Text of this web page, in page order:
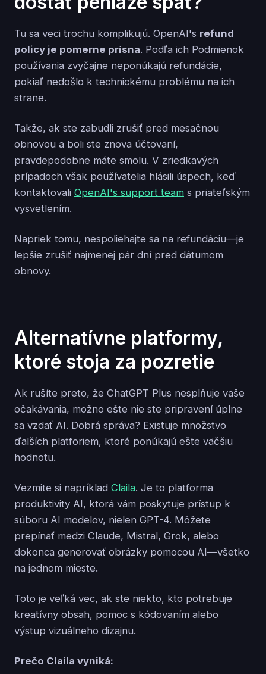
Tu sa veci trochu komplikujú. OpenAI's refund
policy je pomerne prísna. Podľa ich Podmienok
používania zvyčajne neponúkajú refundácie,
pokiaľ nedošlo k technickému problému na ich
strane.
Takže, ak ste zabudli zrušiť pred mesačnou
obnovou a boli ste znova účtovaní,
pravdepodobne máte smolu. V zriedkavých
prípadoch však používatelia hlásili úspech, keď
kontaktovali OpenAI's support team s priateľským
vysvetlením.
Napriek tomu, nespoliehajte sa na refundáciu—je
lepšie zrušiť najmenej pár dní pred dátumom
obnovy.
Alternatívne platformy,
ktoré stoja za pozretie
Ak rušíte preto, že ChatGPT Plus nesplňuje vaše
očakávania, možno ešte nie ste pripravení úplne
sa vzdať AI. Dobrá správa? Existuje množstvo
ďalších platforiem, ktoré ponúkajú ešte väčšiu
hodnotu.
Vezmite si napríklad Claila. Je to platforma
produktivity AI, ktorá vám poskytuje prístup k
súboru AI modelov, nielen GPT-4. Môžete
prepínať medzi Claude, Mistral, Grok, alebo
dokonca generovať obrázky pomocou AI—všetko
na jednom mieste.
Toto je veľká vec, ak ste niekto, kto potrebuje
kreatívny obsah, pomoc s kódovaním alebo
výstup vizuálneho dizajnu.
Prečo Claila vyniká: